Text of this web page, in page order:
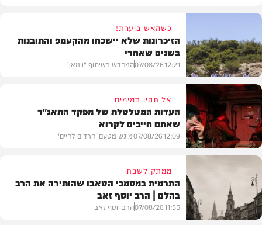
וידאו
כשהאש בוערת!
הזיכרונות שלא יישכחו מהקעמפ והתובנות
בשנים שאחרי
12:21
07/08/26המחדש בשיתוף "וימאן"
דעות
אל תהיו תמימים
העדות המטלטלת של מפקד התאג"ד
שאתם חייבים לקרוא
12:09
07/08/26מוגש מטעם 'חרדים לחיים'
ממתק לשבת
התרמית במסמכי הטאבו שהותירה את הרב
בהלם | הרב יוסף זאב
11:55
07/08/26הרב יוסף זאב